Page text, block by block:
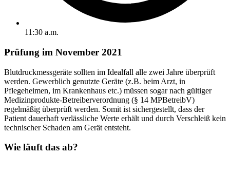
11:30 a.m.
Prüfung im November 2021
Blutdruckmessgeräte sollten im Idealfall alle zwei Jahre überprüft
werden. Gewerblich genutzte Geräte (z.B. beim Arzt, in
Pflegeheimen, im Krankenhaus etc.) müssen sogar nach gültiger
Medizinprodukte-Betreiberverordnung (§ 14 MPBetreibV)
regelmäßig überprüft werden. Somit ist sichergestellt, dass der
Patient dauerhaft verlässliche Werte erhält und durch Verschleiß kein
technischer Schaden am Gerät entsteht.
Wie läuft das ab?